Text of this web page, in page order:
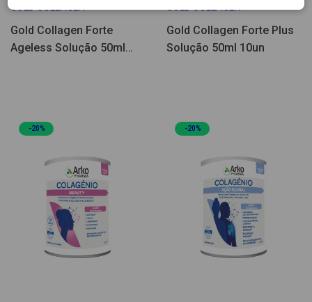
GOLD COLLAGEN
Gold Collagen Forte
Ageless Solução 50ml
Gold Collagen Forte Plus
Solução 50ml 10un
-20% -20%